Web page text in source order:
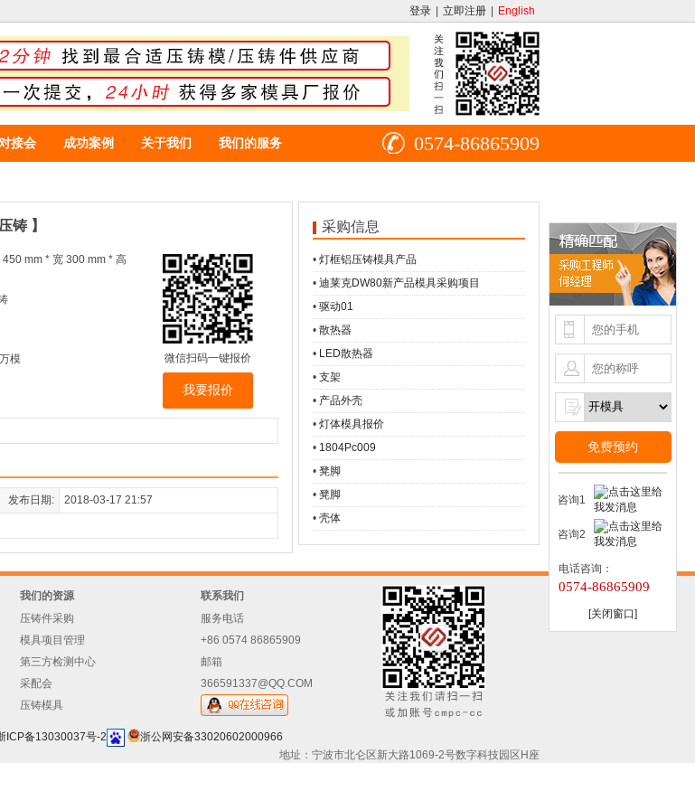
登录 立即注册 English
0574-86865909
接会 成功案例 关于我们 我们的服务
铸 】
450 mm * 宽 300 mm * 高
模
微信扫码一键报价
我要报价
发布日期:
2018-03-17 21:57
采购信息
• 灯框铝压铸模具产品
• 迪莱克DW80新产品模具采购项目
• 驱动01
• 散热器
• LED散热器
• 支架
• 产品外壳
• 灯体模具报价
• 1804Pc009
• 凳脚
• 凳脚
• 壳体
我们的资源
压铸件采购
模具项目管理
第三方检测中心
采配会
压铸模具
联系我们
服务电话
+86 0574 86865909
邮箱
366591337@QQ.COM
ICP备13030037号-2
浙公网安备33020602000966
地址：宁波市北仑区新大路1069-2号数字科技园区H座
免费预约
咨询1
咨询2
电话咨询：
0574-86865909
[关闭窗口]